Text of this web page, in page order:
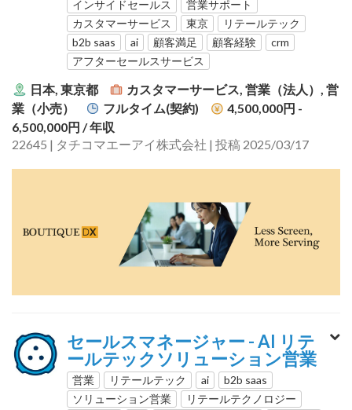
インサイドセールス
営業サポート
カスタマーサービス
東京
リテールテック
b2b saas
ai 顧客満足 顧客経験
crm
アフターセールスサービス
日本, 東京都
カスタマーサービス, 営業（法人）, 営
業（小売）
フルタイム(契約)
4,500,000円 -
6,500,000円 / 年収
22645 | タチコマエーアイ株式会社 | 投稿 2025/03/17
セールスマネージャー - AI リテ
ールテックソリューション営業
営業 リテールテック ai
b2b saas
ソリューション営業
リテールテクノロジー